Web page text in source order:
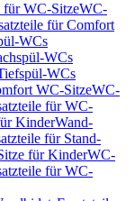
für WC-SitzeWC-
für Comfort
WCs
WCs
WCs
WC-SitzeWC-
für WC-
KinderWand-
für Stand-
für KinderWC-
für WC-